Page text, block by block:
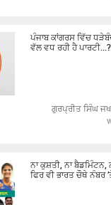
ਪੰਜਾਬ ਕਾਂਗਰਸ ਵਿੱਚ
ਵੱਲ ਵਧ ਰਹੀ ਹੈ ਪਾਰਟੀ...?
ਗੁਰਪ੍ਰੀਤ ਸਿੰਘ
ਨਾ ਕੁਸ਼ਤੀ, ਨਾ ਬੈਡਮਿੰਟਨ,
ਫਿਰ ਵੀ ਭਾਰਤ ਚੌਥੇ ਨੰਬਰ